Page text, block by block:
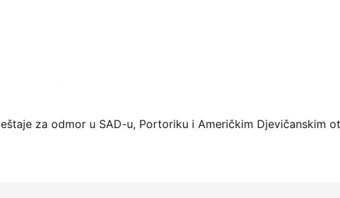
putem naše platforme već danas
za odmor u SAD-u, Portoriku i Američkim Djevičanskim